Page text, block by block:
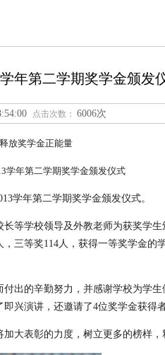
年第二学期奖学金颁发
点击次数： 6006次
放奖学金正能量
年第二学期奖学金颁发仪式
学年第二学期奖学金颁发仪式。
等学校领导及外教老师为获奖学生
三等奖114人，获得一等奖学金的
出的辛勤努力，并感谢学校为学
兴演讲，还邀请了4位奖学金获得者
大表彰的力度，树立更多的榜样，